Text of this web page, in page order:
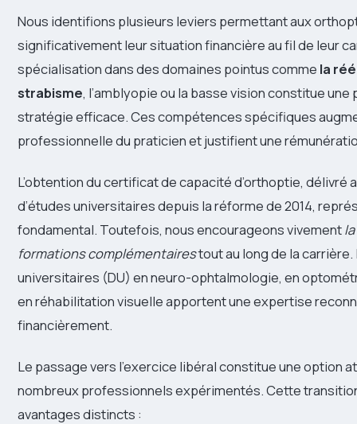
Nous identifions plusieurs leviers permettant aux
significativement leur situation financière au fil de leur
spécialisation dans des domaines pointus comme la
strabisme, l’amblyopie ou la basse vision constitue une
stratégie efficace. Ces compétences spécifiques
professionnelle du praticien et justifient une
L’obtention du certificat de capacité d’orthoptie, délivré
d’études universitaires depuis la réforme de 2014,
fondamental. Toutefois, nous encourageons vivement
formations complémentairestout au long de la
universitaires (DU) en neuro-ophtalmologie, en
en réhabilitation visuelle apportent une expertise
financièrement.
Le passage vers l’exercice libéral constitue une option
nombreux professionnels expérimentés. Cette
avantages distincts :